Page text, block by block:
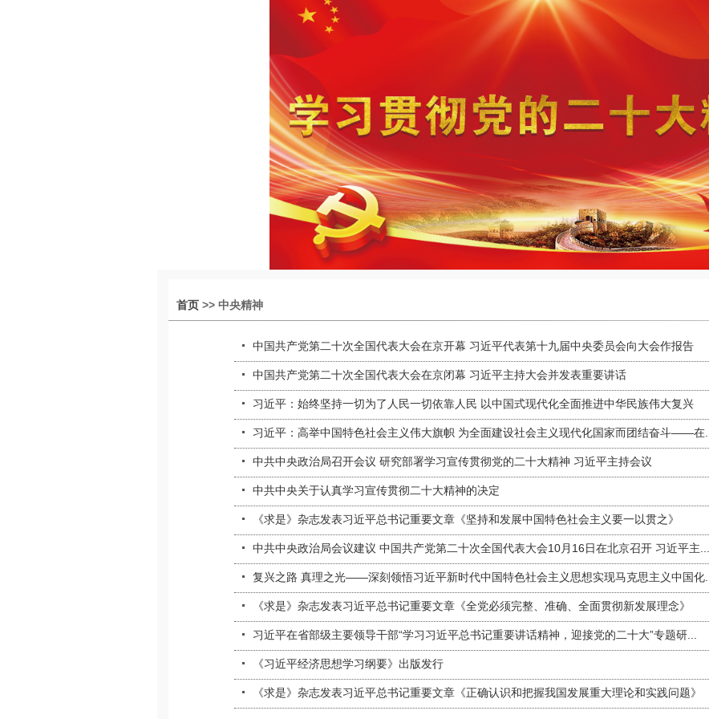
首页 >> 中央精神
中国共产党第二十次全国代表大会在京开幕 习近平代表第十九届中央委员会向大会作报告
中国共产党第二十次全国代表大会在京闭幕 习近平主持大会并发表重要讲话
习近平：始终坚持一切为了人民一切依靠人民 以中国式现代化全面推进中华民族伟大复兴
习近平：高举中国特色社会主义伟大旗帜 为全面建设社会主义现代化国家而团结奋斗——在...
中共中央政治局召开会议 研究部署学习宣传贯彻党的二十大精神 习近平主持会议
中共中央关于认真学习宣传贯彻二十大精神的决定
《求是》杂志发表习近平总书记重要文章《坚持和发展中国特色社会主义要一以贯之》
中共中央政治局会议建议 中国共产党第二十次全国代表大会10月16日在北京召开 习近平主...
复兴之路 真理之光——深刻领悟习近平新时代中国特色社会主义思想实现马克思主义中国化...
《求是》杂志发表习近平总书记重要文章《全党必须完整、准确、全面贯彻新发展理念》
习近平在省部级主要领导干部“学习习近平总书记重要讲话精神，迎接党的二十大”专题研...
《习近平经济思想学习纲要》出版发行
《求是》杂志发表习近平总书记重要文章《正确认识和把握我国发展重大理论和实践问题》